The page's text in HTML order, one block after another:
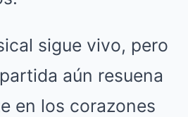
sigue vivo, pero
aún resuena
en los corazones